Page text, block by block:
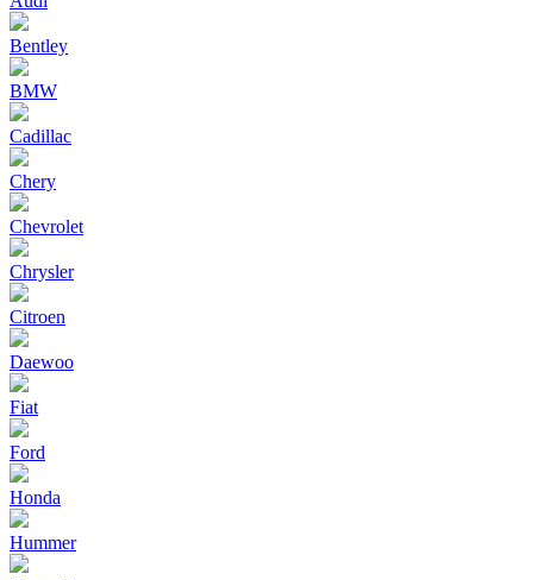
Bentley
BMW
Cadillac
Chery
Chevrolet
Chrysler
Citroen
Daewoo
Fiat
Ford
Honda
Hummer